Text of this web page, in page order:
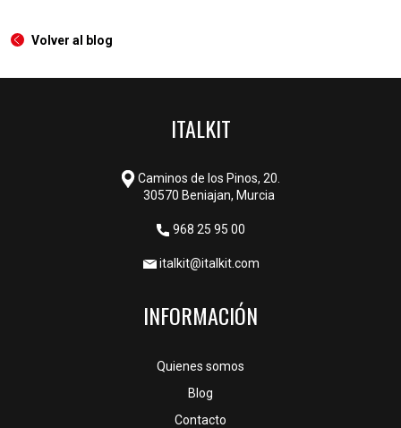
Volver al blog
ITALKIT
Caminos de los Pinos, 20.
30570 Beniajan, Murcia
968 25 95 00
italkit@italkit.com
INFORMACIÓN
Quienes somos
Blog
Contacto